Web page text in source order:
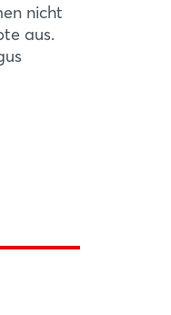
nicht
aus.